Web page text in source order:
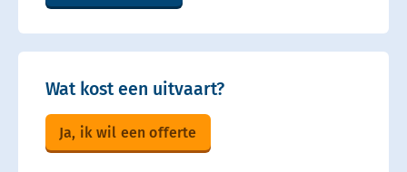
Wat kost een uitvaart?
Ja, ik wil een offerte